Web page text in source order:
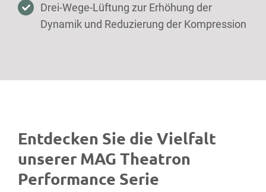
Drei-Wege-Lüftung zur Erhöhung der
Dynamik und Reduzierung der Kompression
Entdecken Sie die Vielfalt
unserer MAG Theatron
Performance Serie